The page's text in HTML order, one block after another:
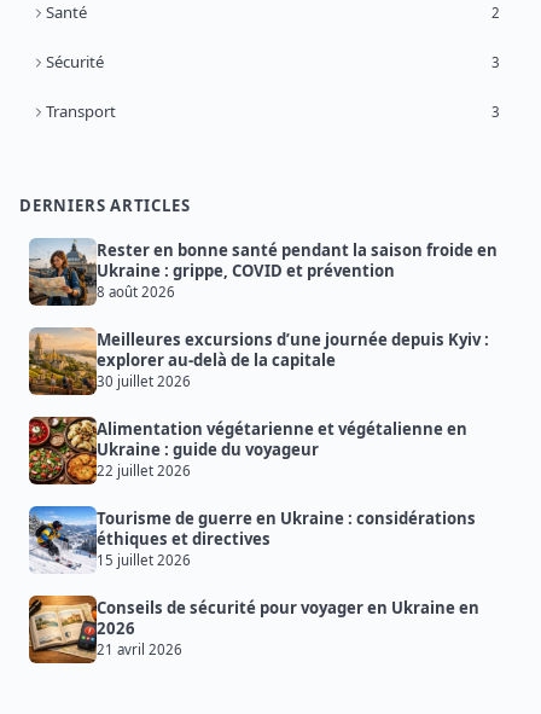
Santé 2
Sécurité 3
Transport 3
DERNIERS ARTICLES
Rester en bonne santé pendant la saison froide en
Ukraine : grippe, COVID et prévention
8 août 2026
Meilleures excursions d’une journée depuis Kyiv :
explorer au-delà de la capitale
30 juillet 2026
Alimentation végétarienne et végétalienne en
Ukraine : guide du voyageur
22 juillet 2026
Tourisme de guerre en Ukraine : considérations
éthiques et directives
15 juillet 2026
Conseils de sécurité pour voyager en Ukraine en
2026
21 avril 2026